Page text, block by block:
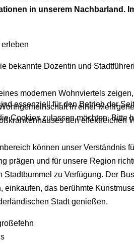
in unserem Nachbarland.
bekannte Dozentin und
modernen Wohnviertels zeigen,
in einer
den
können unser Verständnis
prägen und für unsere Region
zu Verfügung. Der
einkaufen, das berühmte
Stadt genießen.
essenziell für den Betrieb der
Cookies zulassen möchten.